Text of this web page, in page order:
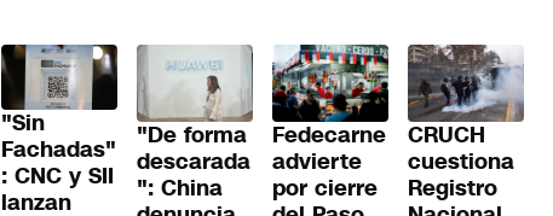
"Sin
Fachadas"
: CNC y SII
lanzan
"De forma
descarada
": China
Fedecarne
advierte
por cierre
CRUCH
cuestiona
Registro